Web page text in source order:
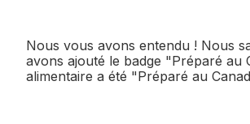
Nous vous avons entendu ! Nous
avons ajouté le badge "Préparé au
alimentaire a été "Préparé au